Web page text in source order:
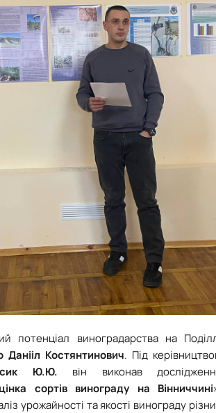
потенціал виноградарства на
Данііл Костянтинович. Під
Ю.Ю. він виконав
сортів винограду на Вінниччині
урожайності та якості винограду